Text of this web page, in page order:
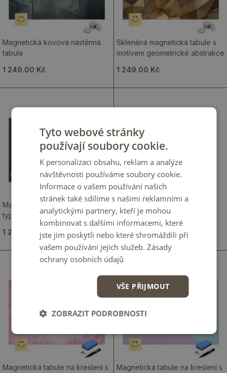
Magnetická kovová nástěnná
tabule
1 249.00 Kč
Skleněná magnetická tabule s
motivem geometrické abstrakce
1 249.00 Kč
Magnetická tabule s
typografickou abstrakcí
1 249.00 Kč
motivem elegantní lineární
abstrakce
1 499.00 Kč
Magnetická tabule na kreslení s
Magnetická tabule na kreslení s
Tyto webové stránky
používají soubory cookie.
K personalizaci obsahu, reklam a analýze
návštěvnosti používáme soubory cookie.
Informace o vašem používání našich
stránek také sdílíme s našimi reklamními a
analytickými partnery, kteří je mohou
kombinovat s dalšími informacemi, které
jste jim poskytli nebo které shromáždili při
vašem používání jejich služeb. Zásady
ochrany osobních údajů
VŠE PŘIJMOUT
ZOBRAZIT PODROBNOSTI